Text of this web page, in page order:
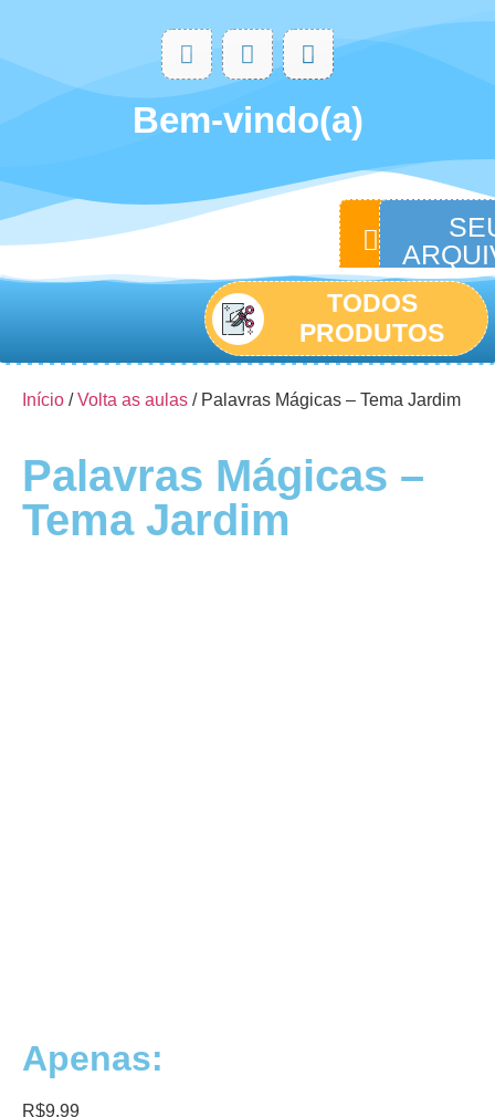
Bem-vindo(a)
CONTA
TODOS
PRODUTOS
Início /Volta as aulas / Palavras Mágicas – Tema Jardim
Palavras Mágicas –
Tema Jardim
Apenas:
R$9.99